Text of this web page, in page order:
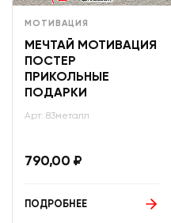
МОТИВАЦИЯ
МЕЧТАЙ МОТИВАЦИЯ
ПОСТЕР
ПРИКОЛЬНЫЕ
ПОДАРКИ
Арт: 83металл
790,00 ₽
ПОДРОБНЕЕ